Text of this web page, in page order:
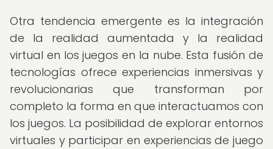
Otra tendencia emergente es la integración
de la realidad aumentada y la realidad
virtual en los juegos en la nube. Esta fusión de
tecnologías ofrece experiencias inmersivas y
revolucionarias que transforman por
completo la forma en que interactuamos con
los juegos. La posibilidad de explorar entornos
virtuales y participar en experiencias de juego